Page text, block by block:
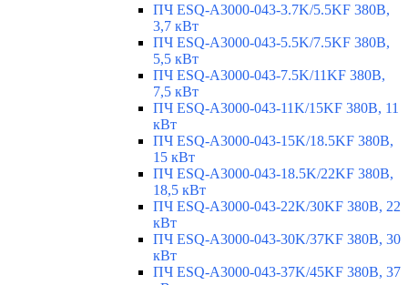
ПЧ ESQ-A3000-043-3.7K/5.5KF 380В,
3,7 кВт
ПЧ ESQ-A3000-043-5.5K/7.5KF 380В,
5,5 кВт
ПЧ ESQ-A3000-043-7.5K/11KF 380В,
7,5 кВт
ПЧ ESQ-A3000-043-11K/15KF 380В, 11
кВт
ПЧ ESQ-A3000-043-15K/18.5KF 380В,
15 кВт
ПЧ ESQ-A3000-043-18.5K/22KF 380В,
18,5 кВт
ПЧ ESQ-A3000-043-22K/30KF 380В, 22
кВт
ПЧ ESQ-A3000-043-30K/37KF 380В, 30
кВт
ПЧ ESQ-A3000-043-37K/45KF 380В, 37